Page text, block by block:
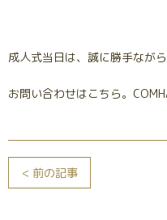
成人式当日は、誠に勝手なが
お問い合わせはこちら。
< 前の記事